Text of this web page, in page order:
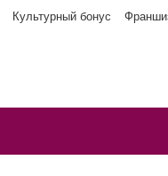
Культурный бонус